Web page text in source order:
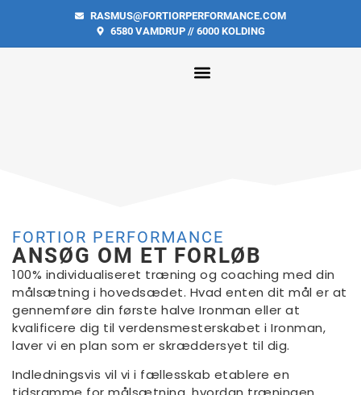
RASMUS@FORTIORPERFORMANCE.COM
6580 VAMDRUP // 6000 KOLDING
FORTIOR PERFORMANCE
ANSØG OM ET FORLØB
100% individualiseret træning og coaching med din
målsætning i hovedsædet. Hvad enten dit mål er at
gennemføre din første halve Ironman eller at
kvalificere dig til verdensmesterskabet i Ironman,
laver vi en plan som er skræddersyet til dig.
Indledningsvis vil vi i fællesskab etablere en